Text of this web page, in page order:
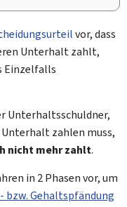
vor, dass
Unterhalt zahlt,
Einzelfalls
Unterhaltsschuldner,
zahlen muss,
nicht mehr zahlt.
in 2 Phasen vor, um
bzw. Gehaltspfändung